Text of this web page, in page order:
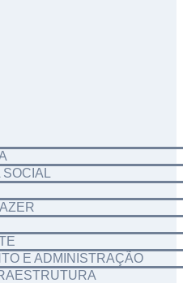
E ADMINISTRAÇÃO